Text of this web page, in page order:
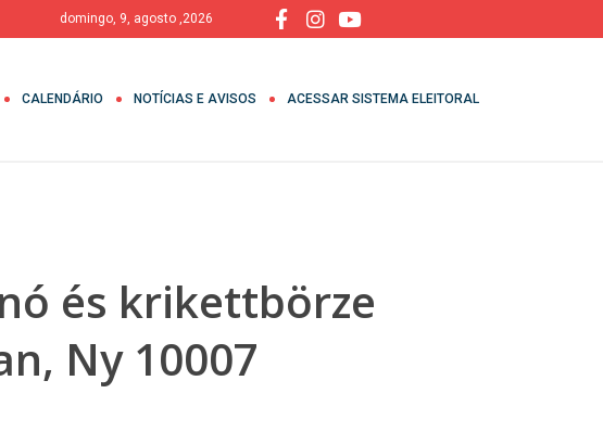
domingo, 9, agosto ,2026
CALENDÁRIO NOTÍCIAS E AVISOS ACESSAR SISTEMA ELEITORAL
és krikettbörze
Ny 10007